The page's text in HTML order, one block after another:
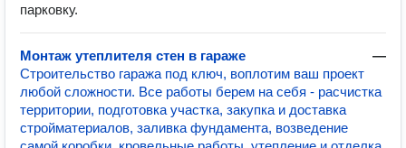
парковку.
Монтаж утеплителя стен в гараже
—
Строительство гаража под ключ, воплотим ваш проект
любой сложности. Все работы берем на себя - расчистка
территории, подготовка участка, закупка и доставка
стройматериалов, заливка фундамента, возведение